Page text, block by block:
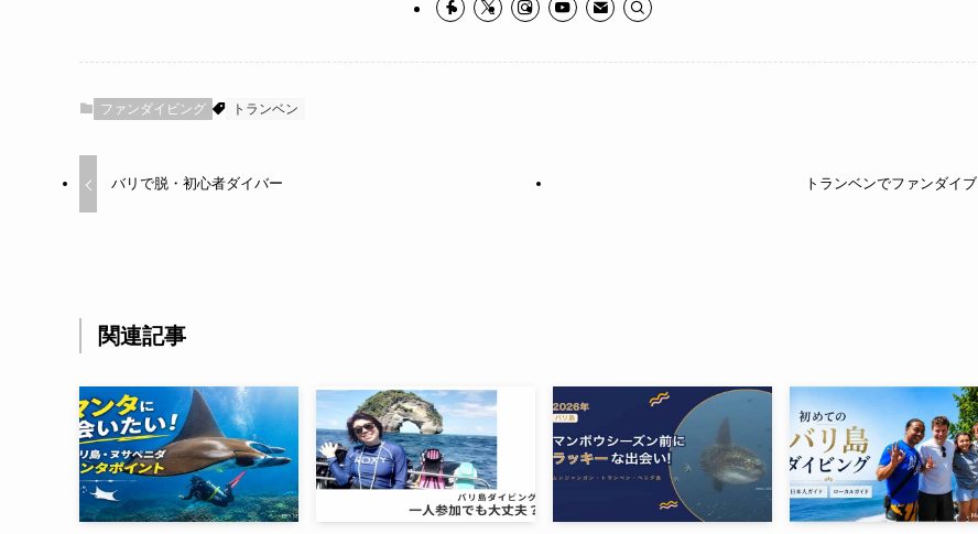
ファンダイビング トランベン
バリで脱・初心者ダイバー トランベンでファンダイブ
関連記事